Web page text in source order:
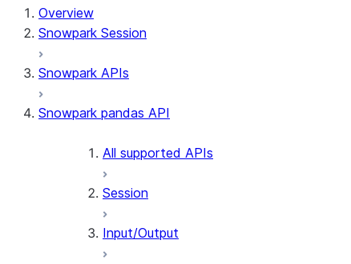
Overview
Snowpark Session
Snowpark APIs
Snowpark pandas API
All supported APIs
Session
Input/Output